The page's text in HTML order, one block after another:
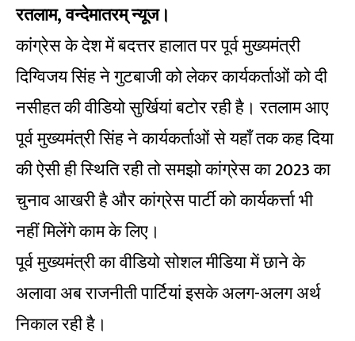
रतलाम, वन्देमातरम् न्यूज।
कांग्रेस के देश में बदत्तर हालात पर पूर्व मुख्यमंत्री
दिग्विजय सिंह ने गुटबाजी को लेकर कार्यकर्ताओं को दी
नसीहत की वीडियो सुर्खियां बटोर रही है। रतलाम आए
पूर्व मुख्यमंत्री सिंह ने कार्यकर्ताओं से यहाँ तक कह दिया
की ऐसी ही स्थिति रही तो समझो कांग्रेस का 2023 का
चुनाव आखरी है और कांग्रेस पार्टी को कार्यकर्त्ता भी
नहीं मिलेंगे काम के लिए।
पूर्व मुख्यमंत्री का वीडियो सोशल मीडिया में छाने के
अलावा अब राजनीती पार्टियां इसके अलग-अलग अर्थ
निकाल रही है।